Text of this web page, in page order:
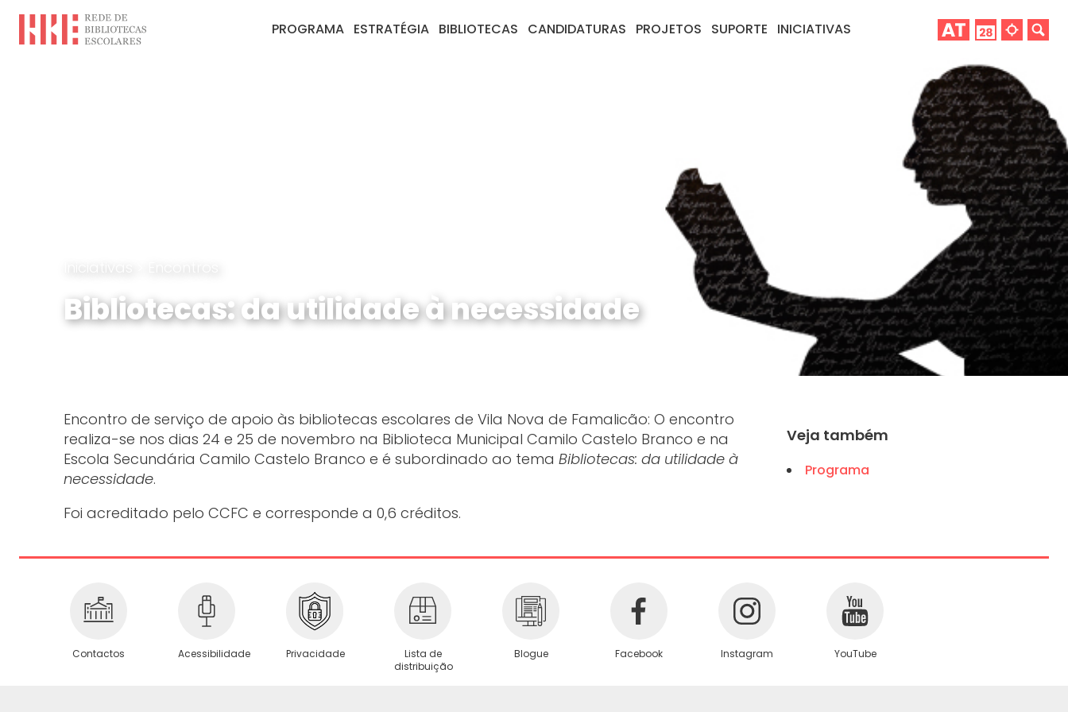
PROGRAMA ESTRATÉGIA BIBLIOTECAS CANDIDATURAS PROJETOS SUPORTE INICIATIVAS
Bibliotecas: da utilidade à necessidade
Encontro de serviço de apoio às bibliotecas escolares de Vila Nova de Famalicão: O encontro
realiza-se nos dias 24 e 25 de novembro na Biblioteca Municipal Camilo Castelo Branco e na
Escola Secundária Camilo Castelo Branco e é subordinado ao tema Bibliotecas: da utilidade à
necessidade.
Foi acreditado pelo CCFC e corresponde a 0,6 créditos.
Veja também
Programa
Contactos Acessibilidade Privacidade
Lista de
distribuição
Blogue Facebook Instagram YouTube